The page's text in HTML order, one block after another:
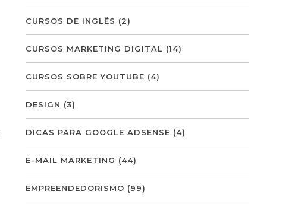
CURSOS DE INGLÊS (2)
CURSOS MARKETING DIGITAL (14)
CURSOS SOBRE YOUTUBE (4)
DESIGN (3)
DICAS PARA GOOGLE ADSENSE (4)
E-MAIL MARKETING (44)
EMPREENDEDORISMO (99)